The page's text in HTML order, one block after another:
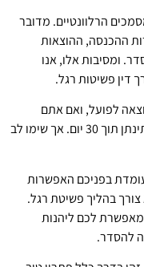
הרלוונטיים. מדובר
ההכנסה, ההוצאות
ומסיבות אלו, אנו
דין פשיטות רגל.
לפועל, ואם אתם
עומדים בתנאים הבקשה תתקבל. תשובה תינתן תוך 30 יום. אך שימו לב
בפניכם האפשרות
בהליך פשיטת רגל.
מאפשרת לכם ליהנות
להסדר.